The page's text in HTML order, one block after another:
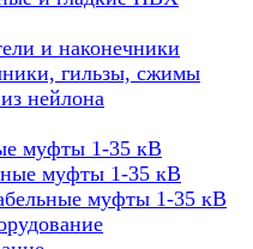
и наконечники
гильзы, сжимы
нейлона
муфты 1-35 кВ
муфты 1-35 кВ
муфты 1-35 кВ